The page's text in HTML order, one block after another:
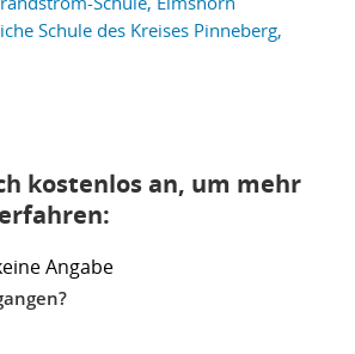
Schule des Kreises Pinneberg,
kostenlos an, um mehr
Angabe